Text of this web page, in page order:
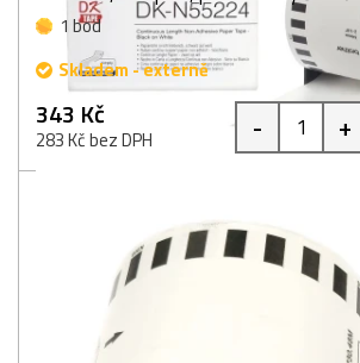
1 bod
Skladem - externě
343 Kč
283 Kč bez DPH - +